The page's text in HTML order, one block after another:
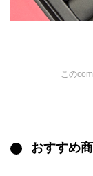
この
おすすめ